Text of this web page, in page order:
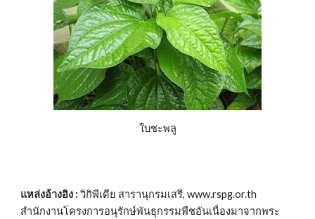
ใบชะพลู
แหล่งอ้างอิง : วิกิพีเดีย สารานุกรมเสรี, www.rspg.or.th
สำนักงานโครงการอนุรักษ์พันธุกรรมพืชอันเนื่องมาจากพระ